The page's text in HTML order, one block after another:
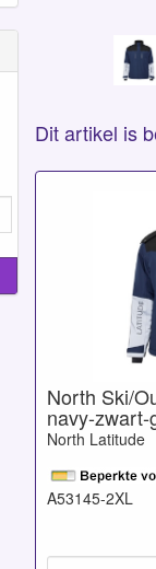
Dit artikel is
North Ski/
navy-
North Latitude
A53145-2XL